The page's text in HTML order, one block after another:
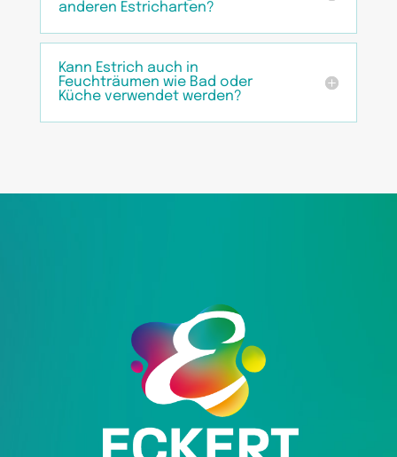
anderen Estricharten?
Kann Estrich auch in
Feuchträumen wie Bad oder
Küche verwendet werden?